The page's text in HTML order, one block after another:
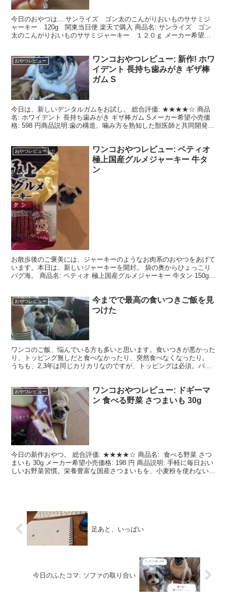
今日のおやつは... サンライズ ゴン太のこんがりおいものササミジ
ャーキー 120g 関東当日便 楽天で購入 商品名: サンライズ ゴン
太のこんがりおいものササミジャーキー １２０ｇ メーカー希望小
おやつレビュー
ワンコおやつレビュー: 新作! ホワ
イデント 長持ち歯みがき ギザ棒
ガム S
今日は、新しいデンタルガムをお試し。 総合評価: ★★★★☆ 商品
名: ホワイデント 長持ち歯みがき ギザ棒ガム Sメーカー希望小売価
格: 598 円商品説明:歯の構造、噛み方を熟知した獣医師と共同開発し
おやつレビュー
ワンコおやつレビュー: ペティオ
極上国産グルメジャーキー 牛タ
ン
お散歩後のご褒美には、ジャーキーのようなお肉系のおやつをあげて
います。本日は、新しいジャーキーを開封。 袋の奥からひょっこり
パグ海。 商品名: ペティオ 極上国産グルメジャーキー 牛タン 150g
おやつレビュー
今までで最高の食いつきご飯を見
つけた
ワンコのご飯、悩んでいる方も多いと思います。食いつきが悪かった
り、トッピング無しだと食べなかったり、突然食べなくなったり。
うちも、2,3年は同じカリカリなのですが、トッピングは必須。パグ
おやつレビュー
ワンコおやつレビュー: ドギーマ
ン 食べる野菜 さつまいも 30g
今日の新作おやつ。 総合評価: ★★★★☆ 商品名: 食べる野菜 さつ
まいも 30g メーカー希望小売価格: 198 円 商品説明: 手軽に毎日おい
しいお野菜習慣。栄養豊富な国産さつまいもを、小麦粉を使わないグ
足あと、いっぱい
今日のふたコマ: ソファの取り合い